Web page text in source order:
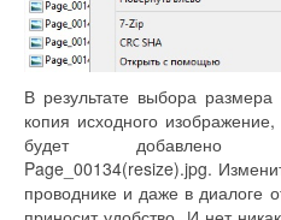
В результате выбора
копия исходного
будет добавлено
Page_00134(resize).jpg.
проводнике и даже в диалоге